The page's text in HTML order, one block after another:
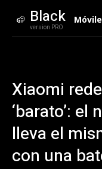
Black
version PRO
Xiaomi
‘barato’: el
lleva el
con una